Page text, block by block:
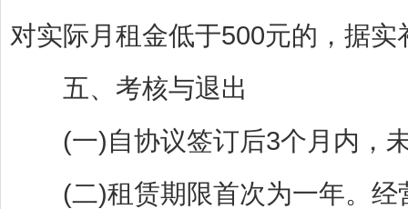
对实际月租金低于500元的，据
五、考核与退出
(一)自协议签订后3个月内，未
(二)租赁期限首次为一年。经